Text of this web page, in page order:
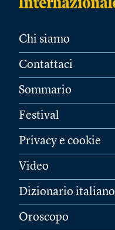
Chi siamo
Contattaci
Sommario
Festival
Privacy e cookie
Video
Dizionario italiano
Oroscopo